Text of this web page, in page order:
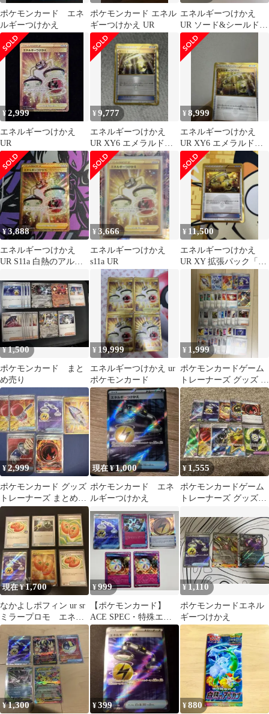
ポケモンカード エネ
ルギーつけかえ
ポケモンカード エネル
ギーつけかえ UR
エネルギーつけかえ
UR ソード&シールド
強化拡張パック 白熱の
アルカナ キ…
¥2,999
エネルギーつけかえ
UR
¥9,777
エネルギーつけかえ
UR XY6 エメラルドブ
レイク 090/078
¥8,999
エネルギーつけかえ
UR XY6 エメラルドブ
レイク 090/078
¥3,888
エネルギーつけかえ
UR S11a 白熱のアルカ
¥3,666
エネルギーつけかえ
s11a UR
¥ 11,500
エネルギーつけかえ
UR XY 拡張パック「エ
メラルドブレイク」 キ
ラ 090…
¥1,500
ポケモンカード まと
め売り
¥ 19,999
エネルギーつけかえ ur
ポケモンカード
¥ 1,999
ポケモンカードゲーム
トレーナーズ グッズ 68
枚まとめ売り
¥2,999
ポケモンカード グッズ
トレーナーズ まとめ売
り 新品未使用、傷なし
美品。
現在 ¥1,000
ポケモンカード エネ
ルギーつけかえ
¥1,555
ポケモンカードゲーム
トレーナーズ グッズ
現在 ¥1,700
なかよしポフィン ur sr
ミラープロモ エネル
ギー回収 エネルギーつ
けかえ
¥999
【ポケモンカード】
ACE SPEC・特殊エネ
ルギーまとめ売りUR含
む 5枚セット
¥1,110
ポケモンカードエネル
ギーつけかえ
¥1,300 ¥399 ¥880